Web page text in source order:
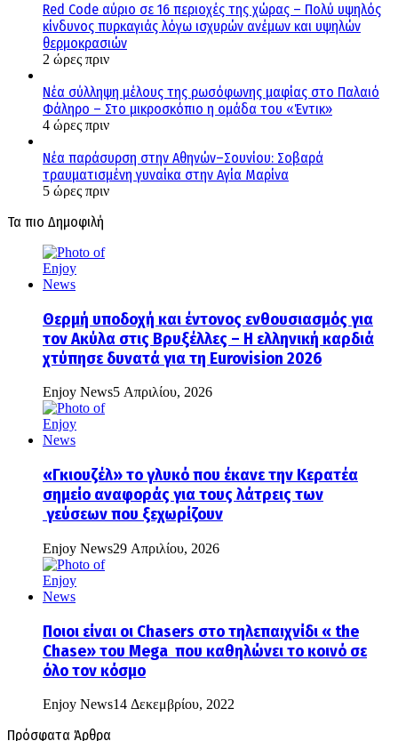
Red Code αύριο σε 16 περιοχές της χώρας – Πολύ υψηλός
κίνδυνος πυρκαγιάς λόγω ισχυρών ανέμων και υψηλών
θερμοκρασιών
2 ώρες πριν
Νέα σύλληψη μέλους της ρωσόφωνης μαφίας στο Παλαιό
Φάληρο – Στο μικροσκόπιο η ομάδα του «Έντικ»
4 ώρες πριν
Νέα παράσυρση στην Αθηνών–Σουνίου: Σοβαρά
τραυματισμένη γυναίκα στην Αγία Μαρίνα
5 ώρες πριν
Τα πιο Δημοφιλή
Θερμή υποδοχή και έντονος ενθουσιασμός για
τον Ακύλα στις Βρυξέλλες – Η ελληνική καρδιά
χτύπησε δυνατά για τη Eurovision 2026
Enjoy News5 Απριλίου, 2026
«Γκιουζέλ» το γλυκό που έκανε την Κερατέα
σημείο αναφοράς για τους λάτρεις των
γεύσεων που ξεχωρίζουν
Enjoy News29 Απριλίου, 2026
Ποιοι είναι οι Chasers στο τηλεπαιχνίδι « the
Chase» του Mega που καθηλώνει το κοινό σε
όλο τον κόσμο
Enjoy News14 Δεκεμβρίου, 2022
Πρόσφατα Άρθρα